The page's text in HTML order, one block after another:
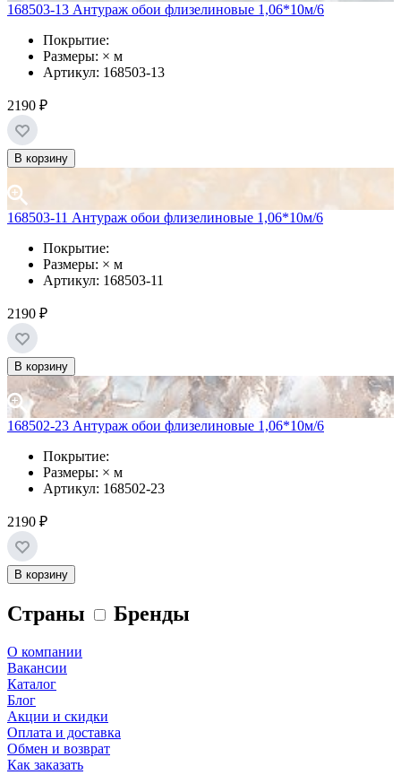
168503-13 Антураж обои флизелиновые 1,06*10м/6
Покрытие:
Размеры: × м
Артикул: 168503-13
2190 ₽
В корзину
168503-11 Антураж обои флизелиновые 1,06*10м/6
Покрытие:
Размеры: × м
Артикул: 168503-11
2190 ₽
В корзину
168502-23 Антураж обои флизелиновые 1,06*10м/6
Покрытие:
Размеры: × м
Артикул: 168502-23
2190 ₽
В корзину
Страны Бренды
О компании
Вакансии
Каталог
Блог
Акции и скидки
Оплата и доставка
Обмен и возврат
Как заказать